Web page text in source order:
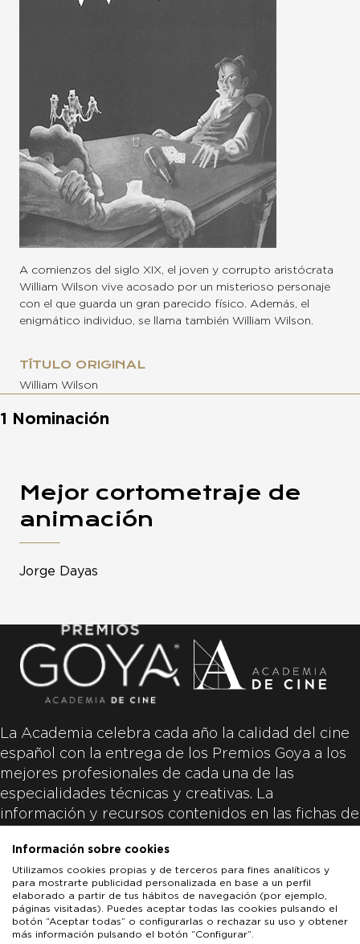
A comienzos del siglo XIX, el joven y corrupto aristócrata
William Wilson vive acosado por un misterioso personaje
con el que guarda un gran parecido físico. Además, el
enigmático individuo, se llama también William Wilson.
TÍTULO ORIGINAL
William Wilson
1 Nominación
Mejor cortometraje de
animación
Jorge Dayas
La Academia celebra cada año la calidad del cine
español con la entrega de los Premios Goya a los
mejores profesionales de cada una de las
especialidades técnicas y creativas. La
información y recursos contenidos en las fichas de
productoras de las películas y responsabilidad
única y exclusiva de las mismas.
Información sobre cookies
Utilizamos cookies propias y de terceros para fines analíticos y
para mostrarte publicidad personalizada en base a un perfil
elaborado a partir de tus hábitos de navegación (por ejemplo,
páginas visitadas). Puedes aceptar todas las cookies pulsando el
botón “Aceptar todas” o configurarlas o rechazar su uso y obtener
más información pulsando el botón “Configurar”.